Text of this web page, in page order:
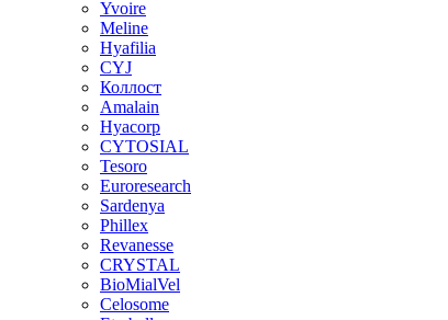
Yvoire
Meline
Hyafilia
CYJ
Коллост
Amalain
Hyacorp
CYTOSIAL
Tesoro
Euroresearch
Sardenya
Phillex
Revanesse
CRYSTAL
BioMialVel
Celosome